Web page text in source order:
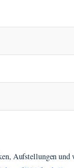
Aufstellungen und